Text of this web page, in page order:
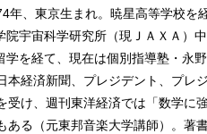
年、東京生まれ。暁星高等学校を
院宇宙科学研究所（現ＪＡＸＡ）
学を経て、現在は個別指導塾・永
本経済新聞、プレジデント、プレ
受け、週刊東洋経済では「数学に
ある（元東邦音楽大学講師）。著